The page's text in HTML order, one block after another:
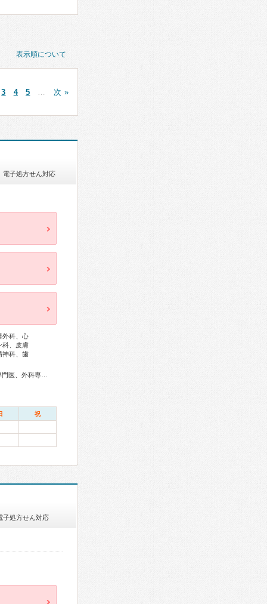
表示順について
3 4 5 次 »
電子処方せん対応
外科、心
科、皮膚
神科、歯
祝
子処方せん対応